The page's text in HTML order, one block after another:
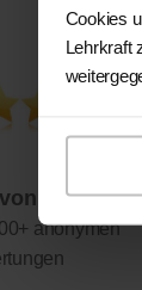
Cookies
Lehrkraft
5
anonymen